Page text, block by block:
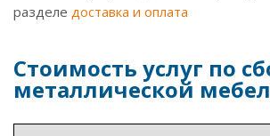
разделе доставка и оплата
Стоимость услуг по
металлической